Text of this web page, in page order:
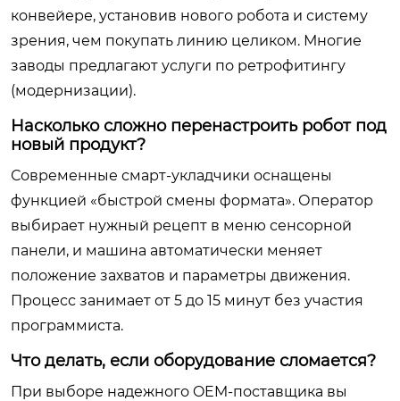
конвейере, установив нового робота и систему
зрения, чем покупать линию целиком. Многие
заводы предлагают услуги по ретрофитингу
(модернизации).
Насколько сложно перенастроить робот под
новый продукт?
Современные смарт-укладчики оснащены
функцией «быстрой смены формата». Оператор
выбирает нужный рецепт в меню сенсорной
панели, и машина автоматически меняет
положение захватов и параметры движения.
Процесс занимает от 5 до 15 минут без участия
программиста.
Что делать, если оборудование сломается?
При выборе надежного OEM-поставщика вы